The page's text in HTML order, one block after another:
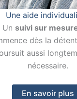
Une aide
Un suivi sur
dès la
aussi
nécessaire.
En savoir plus